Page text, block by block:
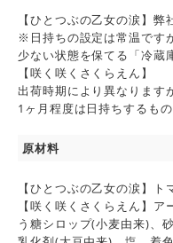
【ひとつぶの乙女の涙】弊
※日持ちの設定は常温です
少ない状態を保てる「冷蔵
【咲く咲くさくらえん】
出荷時期により異なります
1ヶ月程度は日持ちするもの
原材料
【ひとつぶの乙女の涙】
【咲く咲くさくらえん】
う糖シロップ(小麦由来)、